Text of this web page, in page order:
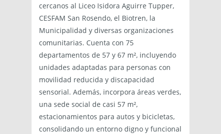
cercanos al Liceo Isidora Aguirre Tupper,
CESFAM San Rosendo, el Biotren, la
Municipalidad y diversas organizaciones
comunitarias. Cuenta con 75
departamentos de 57 y 67 m², incluyendo
unidades adaptadas para personas con
movilidad reducida y discapacidad
sensorial. Además, incorpora áreas verdes,
una sede social de casi 57 m²,
estacionamientos para autos y bicicletas,
consolidando un entorno digno y funcional